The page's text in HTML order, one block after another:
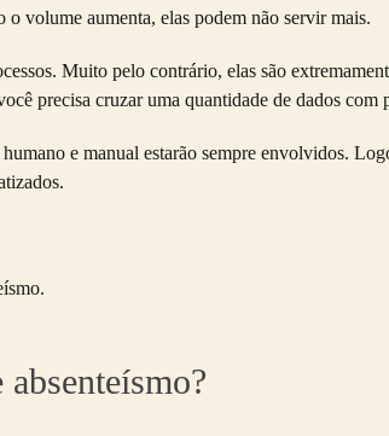
volume aumenta, elas podem não servir mais.
Muito pelo contrário, elas são
precisa cruzar uma quantidade de dados com
e manual estarão sempre envolvidos.